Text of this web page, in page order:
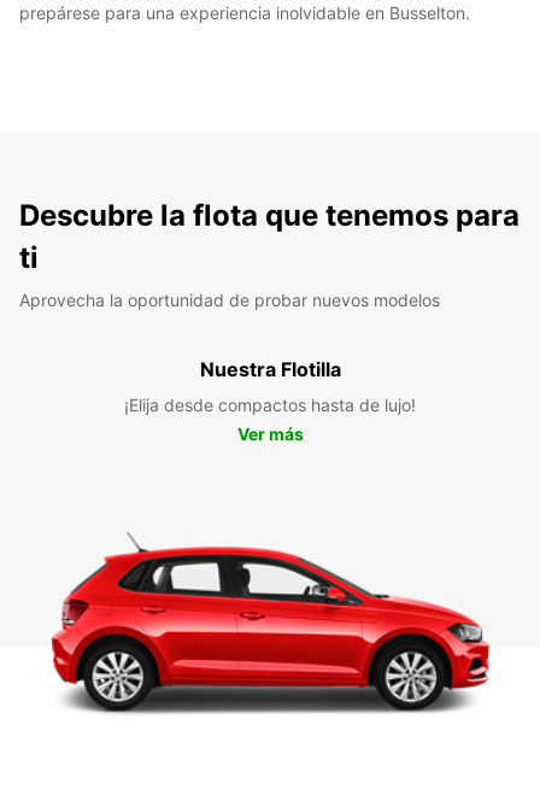
prepárese para una experiencia inolvidable en Busselton.
Descubre la flota que tenemos para
ti
Aprovecha la oportunidad de probar nuevos modelos
Nuestra Flotilla
¡Elija desde compactos hasta de lujo!
Ver más